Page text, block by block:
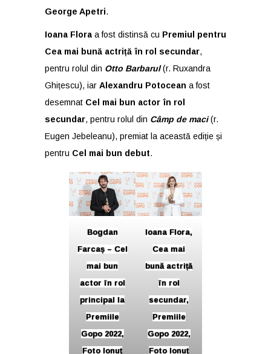
George Apetri.
Ioana Flora a fost distinsă cu Premiul pentru
Cea mai bună actriță în rol secundar,
pentru rolul din Otto Barbarul(r. Ruxandra
Ghițescu), iar Alexandru Potocean a fost
desemnat Cel mai bun actor în rol
secundar, pentru rolul din Câmp de maci(r.
Eugen Jebeleanu), premiat la această ediție și
pentru Cel mai bun debut.
Bogdan
Farcaș – Cel
mai bun
actor în rol
principal la
Premiile
Gopo 2022,
Foto Ionuț
Ioana Flora,
Cea mai
bună actriță
în rol
secundar,
Premiile
Gopo 2022,
Foto Ionuț